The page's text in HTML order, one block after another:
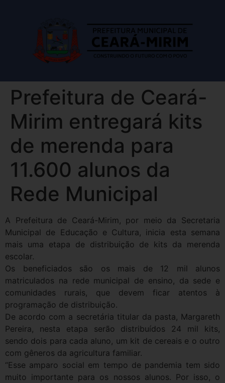
Prefeitura de Ceará-
Mirim entregará kits
de merenda para
11.600 alunos da
Rede Municipal
A Prefeitura de Ceará-Mirim, por meio da Secretaria
Municipal de Educação e Cultura, inicia esta semana
mais uma etapa de distribuição de kits da merenda
escolar.
Os beneficiados são os mais de 12 mil alunos
matriculados na rede municipal de ensino, da sede e
comunidades rurais, que devem ficar atentos à
programação de distribuição.
De acordo com a secretária titular da pasta, Margareth
Pereira, nesta etapa serão distribuídos 24 mil kits,
sendo dois para cada aluno, um kit de cereais e o outro
com gêneros da agricultura familiar.
“Esse amparo social em tempo de pandemia tem sido
muito importante para os nossos alunos. Por isso, o